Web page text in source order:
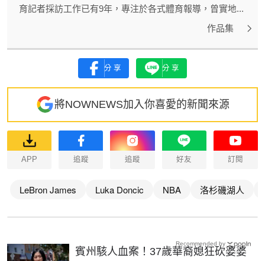
育記者採訪工作已有9年，專注於各式體育報導，曾實地...
作品集
分享 分享
將NOWNEWS加入你喜愛的新聞來源
APP 追蹤 追蹤 好友 訂閱
LeBron James Luka Doncic NBA 洛杉磯湖人
賓州駭人血案！37歲華裔媳狂砍婆婆
Recommended by